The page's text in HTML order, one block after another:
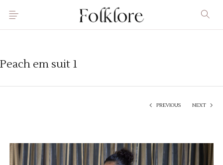
Peach em suit 1
PREVIOUS NEXT